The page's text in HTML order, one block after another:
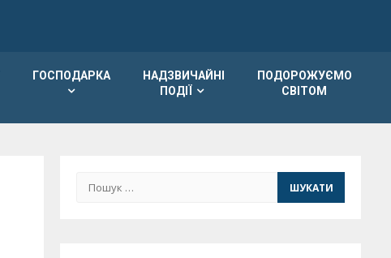
ГОСПОДАРКА
НАДЗВИЧАЙНІ
ПОДІЇ
ПОДОРОЖУЄМО
СВІТОМ
Пошук: